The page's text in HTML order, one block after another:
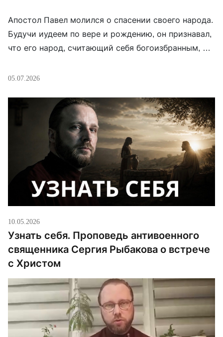
Апостол Павел молился о спасении своего народа.
Будучи иудеем по вере и рождению, он признавал,
что его народ, считающий себя богоизбранным, —
нравится себе самому оказалось важнее
История циклична — и слова апостола так же
относятся к «новому Израилю», каковым […]
05.07.2026
10.05.2026
Узнать себя. Проповедь антивоенного
священника Сергия Рыбакова о встрече
с Христом